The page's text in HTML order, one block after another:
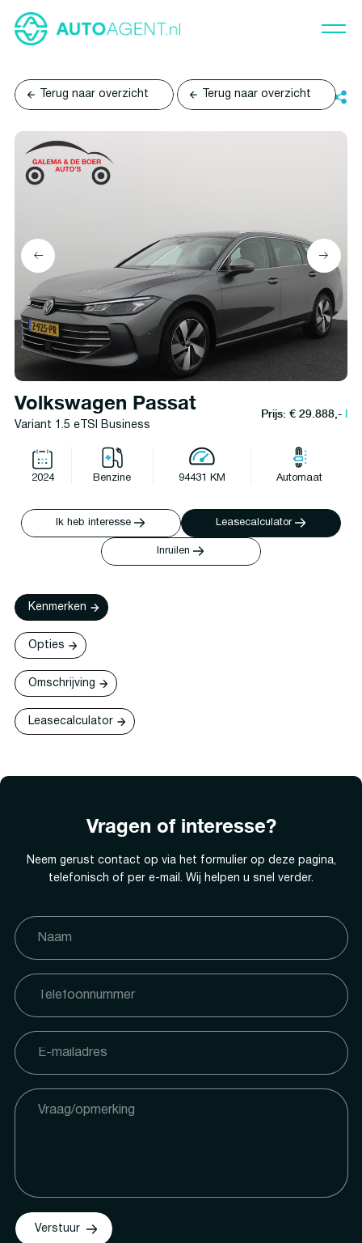
Terug naar overzicht Terug naar overzicht
Volkswagen Passat
Variant 1.5 eTSI Business
Prijs: € 29.888,-l
2024 Benzine 94431 KM Automaat
Ik heb interesse Leasecalculator
Inruilen
Kenmerken
Opties
Omschrijving
Leasecalculator
Vragen of interesse?
Neem gerust contact op via het formulier op deze pagina,
telefonisch of per e-mail. Wij helpen u snel verder.
Verstuur